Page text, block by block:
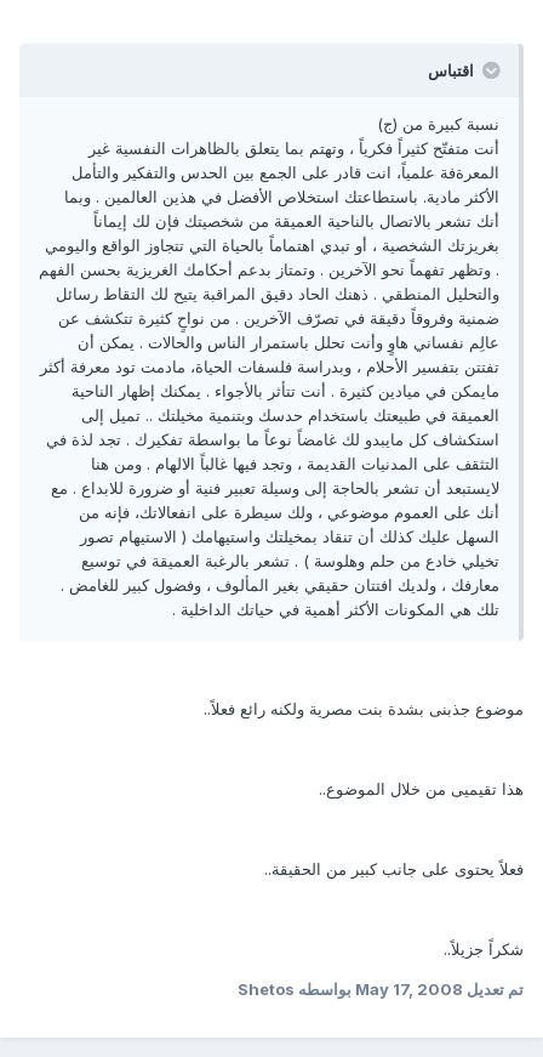
اقتباس
نسبة كبيرة من (ج)
أنت متفتّح كثيراً فكرياً ، وتهتم بما يتعلق بالظاهرات النفسية غير
المعرةفة علمياً، انت قادر على الجمع بين الحدس والتفكير والتأمل
الأكثر مادية. باستطاعتك استخلاص الأفضل في هذين العالمين . وبما
أنك تشعر بالاتصال بالناحية العميقة من شخصيتك فإن لك إيماناً
بغريزتك الشخصية ، أو تبدي اهتماماً بالحياة التي تتجاوز الواقع واليومي
. وتظهر تفهماً نحو الآخرين . وتمتاز بدعم أحكامك الغريزية بحسن الفهم
والتحليل المنطقي . ذهنك الحاد دقيق المراقبة يتيح لك التقاط رسائل
ضمنية وفروقاً دقيقة في تصرّف الآخرين . من نواحٍ كثيرة تتكشف عن
عالِم نفساني هاوٍ وأنت تحلل باستمرار الناس والحالات . يمكن أن
تفتتن بتفسير الأحلام ، وبدراسة فلسفات الحياة، مادمت تود معرفة أكثر
مايمكن في ميادين كثيرة . أنت تتأثر بالأجواء . يمكنك إظهار الناحية
العميقة في طبيعتك باستخدام حدسك وبتنمية مخيلتك .. تميل إلى
استكشاف كل مايبدو لك غامضاً نوعاً ما بواسطة تفكيرك . تجد لذة في
التثقف على المدنيات القديمة ، وتجد فيها غالباً الالهام . ومن هنا
لايستبعد أن تشعر بالحاجة إلى وسيلة تعبير فنية أو ضرورة للابداع . مع
أنك على العموم موضوعي ، ولك سيطرة على انفعالاتك، فإنه من
السهل عليك كذلك أن تنقاد بمخيلتك واستيهامك ( الاستيهام تصور
تخيلي خادع من حلم وهلوسة ) . تشعر بالرغبة العميقة في توسيع
معارفك ، ولديك افتتان حقيقي بغير المألوف ، وفضول كبير للغامض .
تلك هي المكونات الأكثر أهمية في حياتك الداخلية .
موضوع جذبنى بشدة بنت مصرية ولكنه رائع فعلاً..
هذا تقيميى من خلال الموضوع..
فعلاً يحتوى على جانب كبير من الحقيقة..
شكراً جزيلاً..
تم تعديلMay 17, 2008بواسطه Shetos